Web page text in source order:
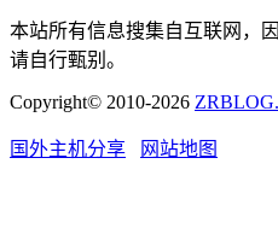
本站所有信息搜集自互联网，
请自行甄别。
Copyright© 2010-2026
国外主机分享 网站地图